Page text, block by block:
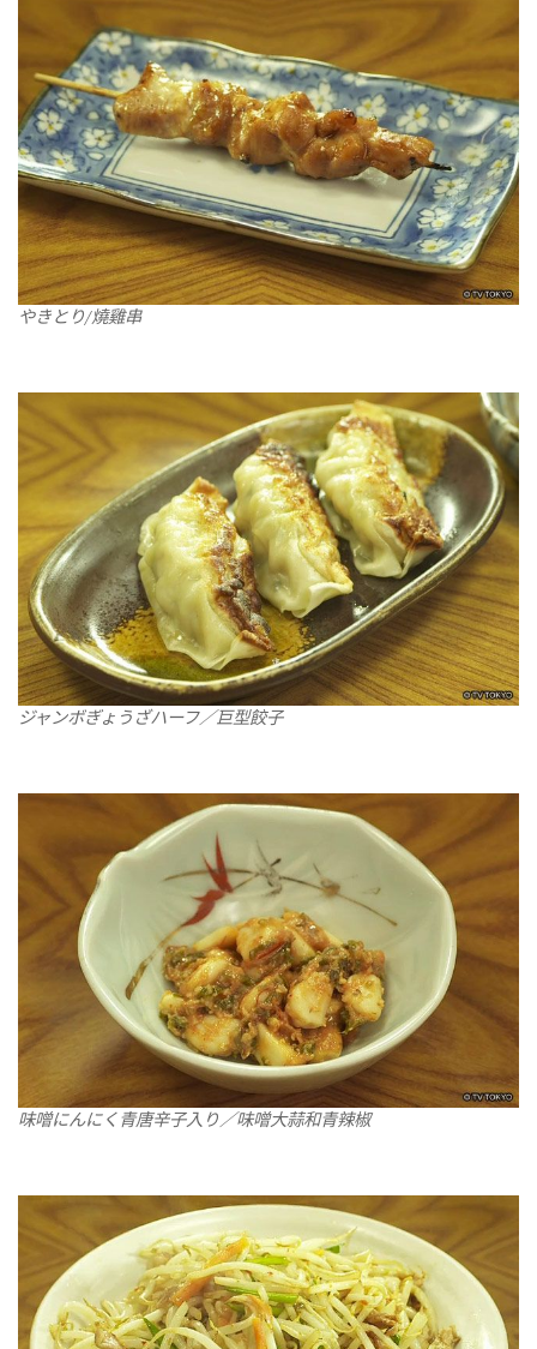
やきとり/燒雞串
ジャンボぎょうざハーフ／巨型餃子
味噌にんにく青唐辛子入り／味噌大蒜和青辣椒